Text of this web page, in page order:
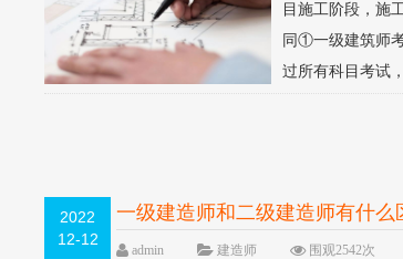
目施工阶段，施
同①一级建筑师
过所有科目考试
2022
12-12
一级建造师和二级建造师有什么
admin 建造师 围观2542次